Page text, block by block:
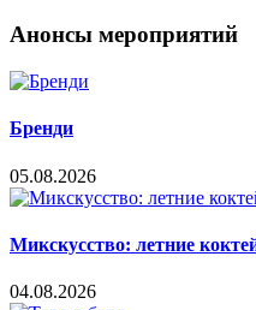
Анонсы мероприятий
Бренди
05.08.2026
Микскусство: летние
04.08.2026